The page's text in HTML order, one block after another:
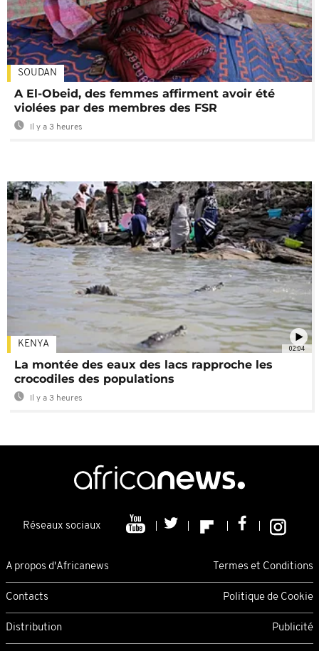
SOUDAN
A El-Obeid, des femmes affirment avoir été
violées par des membres des FSR
Il y a 3 heures
02:04
KENYA
La montée des eaux des lacs rapproche les
crocodiles des populations
Il y a 3 heures
Réseaux sociaux
A propos d'Africanews Termes et Conditions
Contacts Politique de Cookie
Distribution Publicité